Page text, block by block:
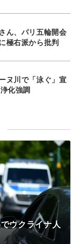
ん、パリ五輪開会
極右派から批判
ヌ川で「泳ぐ」宣
化強調
ウクライナ人